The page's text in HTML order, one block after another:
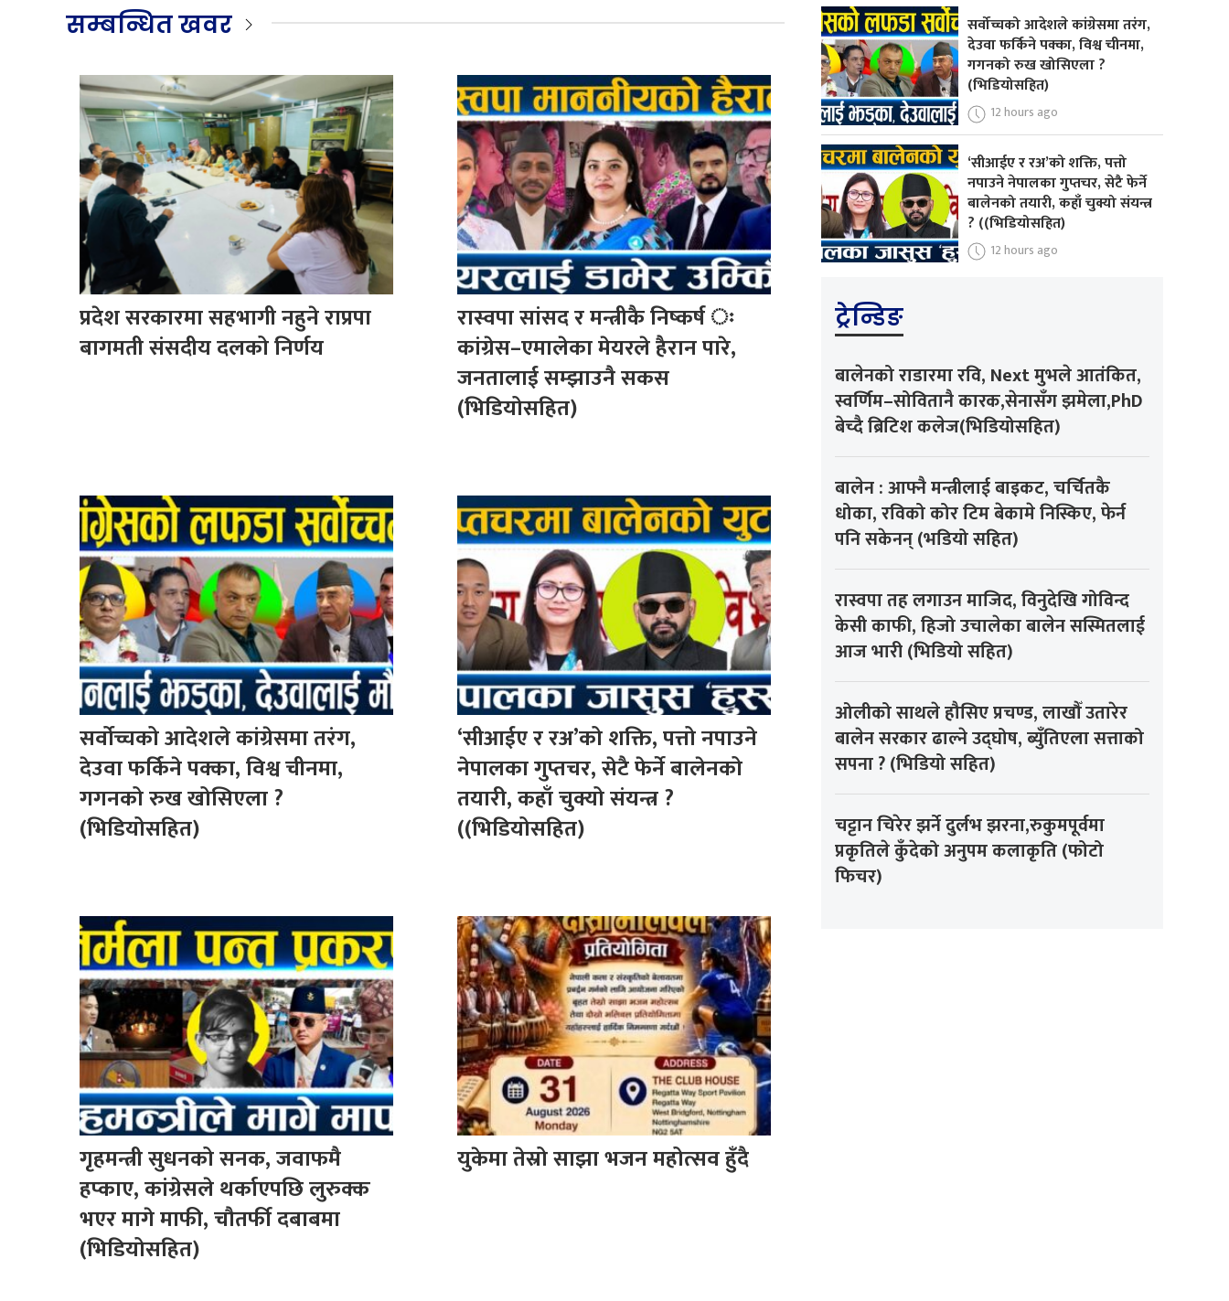
सम्बन्धित खवर
प्रदेश सरकारमा सहभागी नहुने राप्रपा
बागमती संसदीय दलको निर्णय
रास्वपा सांसद र मन्त्रीकै निष्कर्ष ः
कांग्रेस–एमालेका मेयरले हैरान पारे,
जनतालाई सम्झाउनै सकस
(भिडियोसहित)
सर्वोच्चको आदेशले कांग्रेसमा तरंग,
देउवा फर्किने पक्का, विश्व चीनमा,
गगनको रुख खोसिएला ?
(भिडियोसहित)
‘सीआईए र रअ’को शक्ति, पत्तो नपाउने
नेपालका गुप्तचर, सेटै फेर्ने बालेनको
तयारी, कहाँ चुक्यो संयन्त्र ?
((भिडियोसहित)
गृहमन्त्री सुधनको सनक, जवाफमै
हप्काए, कांग्रेसले थर्काएपछि लुरुक्क
भएर मागे माफी, चौतर्फी दबाबमा
(भिडियोसहित)
युकेमा तेस्रो साझा भजन महोत्सव हुँदै
सर्वोच्चको आदेशले कांग्रेसमा तरंग,
देउवा फर्किने पक्का, विश्व चीनमा,
गगनको रुख खोसिएला ?
(भिडियोसहित)
12 hours ago
‘सीआईए र रअ’को शक्ति, पत्तो
नपाउने नेपालका गुप्तचर, सेटै फेर्ने
बालेनको तयारी, कहाँ चुक्यो संयन्त्र
? ((भिडियोसहित)
12 hours ago
ट्रेन्डिङ
बालेनको राडारमा रवि, Next मुभले आतंकित,
स्वर्णिम–सोवितानै कारक,सेनासँग झमेला,PhD
बेच्दै ब्रिटिश कलेज(भिडियोसहित)
बालेन : आफ्नै मन्त्रीलाई बाइकट, चर्चितकै
धोका, रविको कोर टिम बेकामे निस्किए, फेर्न
पनि सकेनन् (भडियो सहित)
रास्वपा तह लगाउन माजिद, विनुदेखि गोविन्द
केसी काफी, हिजो उचालेका बालेन सस्मितलाई
आज भारी (भिडियो सहित)
ओलीको साथले हौसिए प्रचण्ड, लाखौँ उतारेर
बालेन सरकार ढाल्ने उद्घोष, ब्युँतिएला सत्ताको
सपना ? (भिडियो सहित)
चट्टान चिरेर झर्ने दुर्लभ झरना,रुकुमपूर्वमा
प्रकृतिले कुँदेको अनुपम कलाकृति (फोटो
फिचर)